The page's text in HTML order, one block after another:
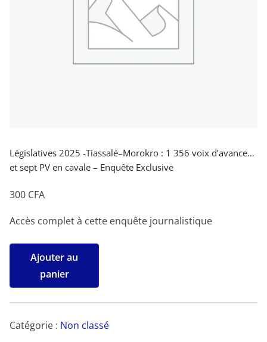
Législatives 2025 -Tiassalé–Morokro : 1 356 voix d’avance…
et sept PV en cavale – Enquête Exclusive
300 CFA
Accès complet à cette enquête journalistique
quantité
Législatives
2025
Tiassalé–
Ajouter au
panier
Catégorie : Non classé